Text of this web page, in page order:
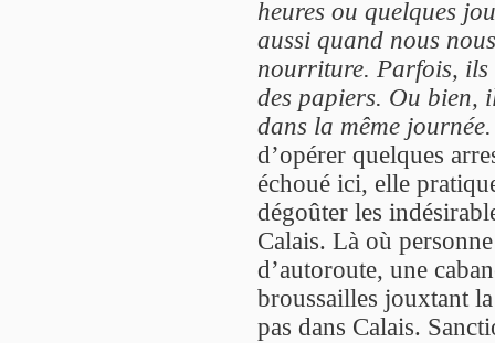
heures ou quelques
aussi quand nous
nourriture. Parfois, ils
des papiers. Ou bien,
dans la même journée.
d’opérer quelques
échoué ici, elle
dégoûter les
Calais. Là où
d’autoroute, une
broussailles jouxtant
pas dans Calais.